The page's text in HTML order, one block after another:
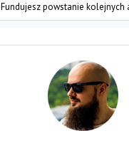
Fundujesz powstanie kolejnych